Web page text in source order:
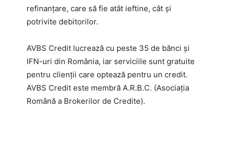
refinanțare, care să fie atât ieftine, cât și
potrivite debitorilor.
AVBS Credit lucrează cu peste 35 de bănci și
IFN-uri din România, iar serviciile sunt gratuite
pentru clienții care optează pentru un credit.
AVBS Credit este membră A.R.B.C. (Asociația
Română a Brokerilor de Credite).